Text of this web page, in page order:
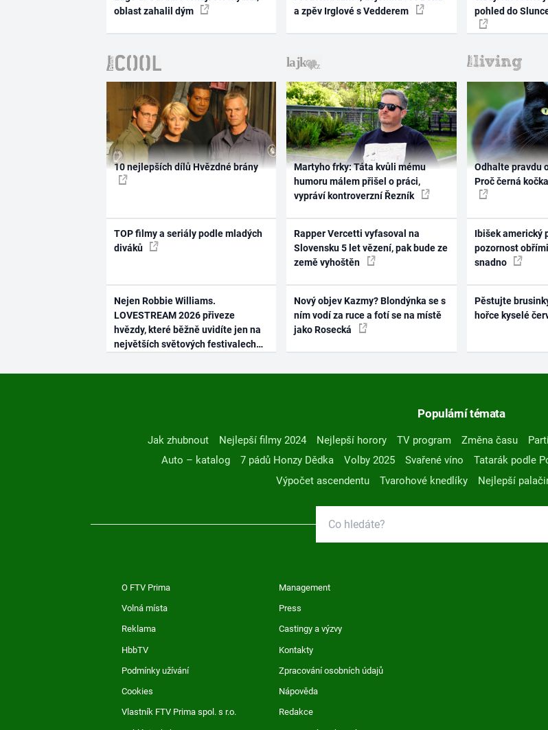
oblast zahalil dým
a zpěv Irglové s Vedderem
pohled do
10 nejlepších dílů Hvězdné brány
TOP filmy a seriály podle mladých
diváků
Nejen Robbie Williams.
LOVESTREAM 2026 přiveze
hvězdy, které běžně uvidíte jen na
největších světových festivalech
Martyho frky: Táta kvůli mému
humoru málem přišel o práci,
vypráví kontroverzní Řezník
Rapper Vercetti vyfasoval na
Slovensku 5 let vězení, pak bude ze
země vyhoštěn
Nový objev Kazmy? Blondýnka se s
ním vodí za ruce a fotí se na místě
jako Rosecká
Odhalte pravdu
Proč černá
Ibišek americký
pozornost
snadno
Pěstujte
hořce kyselé
Populární témata
Jak zhubnout Nejlepší filmy 2024 Nejlepší horory TV program Změna času
Auto – katalog
7 pádů Honzy Dědka Volby 2025 Svařené víno Tatarák podle
Výpočet ascendentu
Tvarohové knedlíky Nejlepší
O FTV Prima Management
Volná místa Press
Reklama Castingy a výzvy
HbbTV Kontakty
Podmínky užívání Zpracování osobních údajů
Cookies Nápověda
Vlastník FTV Prima spol. s r.o. Redakce